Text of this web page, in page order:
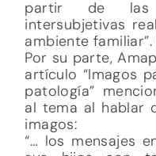
partir de las
intersubjetivas
ambiente familiar”.
Por su parte,
artículo “Imagos
patología”
al tema al hablar
imagos:
“… los mensajes